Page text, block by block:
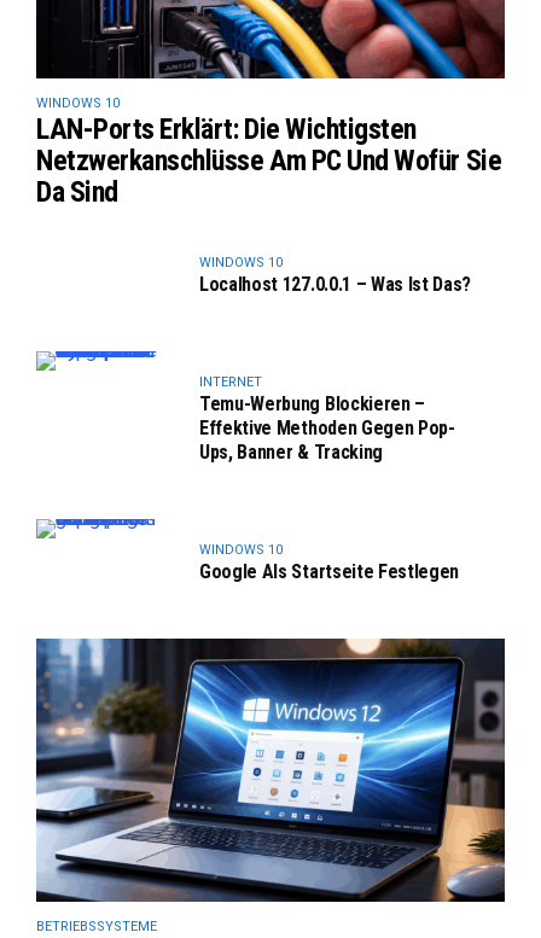
WINDOWS 10
LAN-Ports Erklärt: Die Wichtigsten
Netzwerkanschlüsse Am PC Und Wofür Sie
Da Sind
WINDOWS 10
Localhost 127.0.0.1 – Was Ist Das?
INTERNET
Temu-Werbung Blockieren –
Effektive Methoden Gegen Pop-
Ups, Banner & Tracking
WINDOWS 10
Google Als Startseite Festlegen
BETRIEBSSYSTEME